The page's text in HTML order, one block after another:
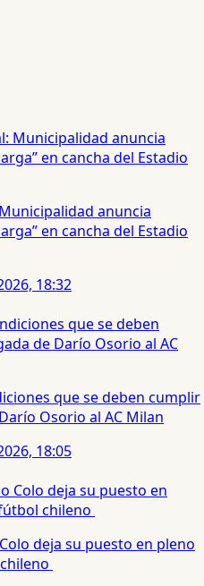
anuncia
en cancha del Estadio
18:32
que se deben cumplir
Osorio al AC Milan
18:05
deja su puesto en pleno